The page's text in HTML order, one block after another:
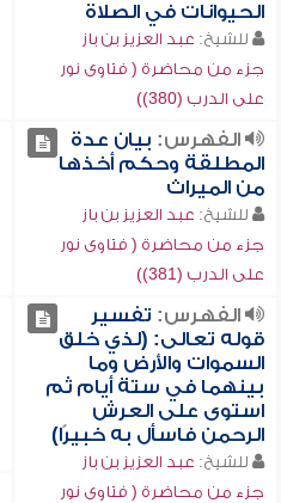
الحيوانات في الصلاة
للشيخ: عبد العزيز بن باز
جزء من محاضرة ( فتاوى نور
على الدرب (380))
الفهرس: بيان عدة
المطلقة وحكم أخذها
من الميراث
للشيخ: عبد العزيز بن باز
جزء من محاضرة ( فتاوى نور
على الدرب (381))
الفهرس: تفسير
قوله تعالى: (لذي خلق
السموات والأرض وما
بينهما في ستة أيام ثم
استوى على العرش
الرحمن فاسأل به خبيرًا)
للشيخ: عبد العزيز بن باز
جزء من محاضرة ( فتاوى نور